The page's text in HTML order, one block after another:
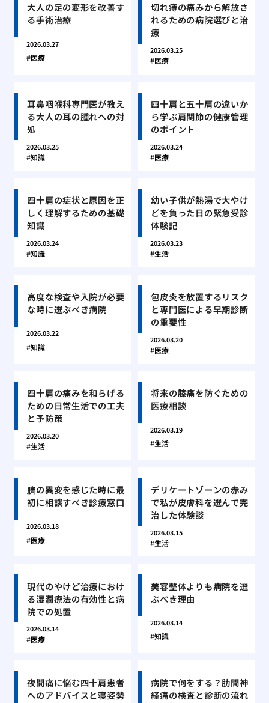
大人の足の変形を改善す
る手術治療
2026.03.27
医療
切れ痔の痛みから解放さ
れるための病院選びと治
療
2026.03.25
医療
耳鼻咽喉科専門医が教え
る大人の耳の腫れへの対
処
2026.03.25
知識
四十肩と五十肩の違いか
ら学ぶ肩関節の健康管理
のポイント
2026.03.24
医療
四十肩の症状と原因を正
しく理解するための基礎
知識
2026.03.24
知識
幼い子供が熱湯で大やけ
どを負った日の緊急受診
体験記
2026.03.23
生活
高度な検査や入院が必要
な時に選ぶべき病院
2026.03.22
知識
包皮炎を放置するリスク
と専門医による早期診断
の重要性
2026.03.20
医療
四十肩の痛みを和らげる
ための日常生活での工夫
と予防策
2026.03.20
生活
将来の膝痛を防ぐための
医療相談
2026.03.19
生活
臍の異変を感じた時に最
初に相談すべき診療窓口
2026.03.18
医療
デリケートゾーンの赤み
で私が皮膚科を選んで完
治した体験談
2026.03.15
生活
現代のやけど治療におけ
る湿潤療法の有効性と病
院での処置
2026.03.14
医療
美容整体よりも病院を選
ぶべき理由
2026.03.14
知識
夜間痛に悩む四十肩患者
へのアドバイスと寝姿勢
病院で何をする？肋間神
経痛の検査と診断の流れ